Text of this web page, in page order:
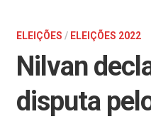
ELEIÇÕES / ELEIÇÕES 2022
Nilvan
disputa